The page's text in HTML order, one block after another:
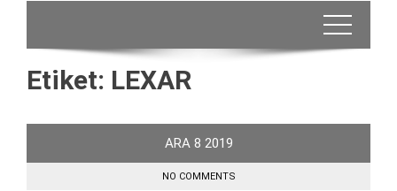
Etiket: LEXAR
ARA 8 2019
NO COMMENTS